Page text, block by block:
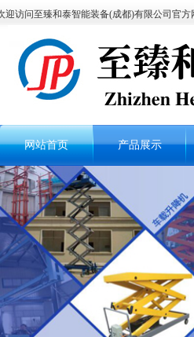
迎访问至臻和泰智能装备(成都)有限公司官方
网站首页 产品展示